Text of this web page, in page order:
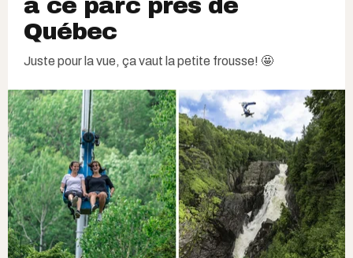
à ce parc près de
Québec
Juste pour la vue, ça vaut la petite frousse! 🤩